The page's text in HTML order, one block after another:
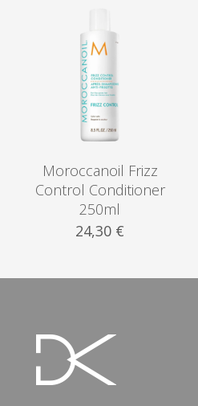
Moroccanoil Frizz
Control Conditioner
250ml
24,30 €